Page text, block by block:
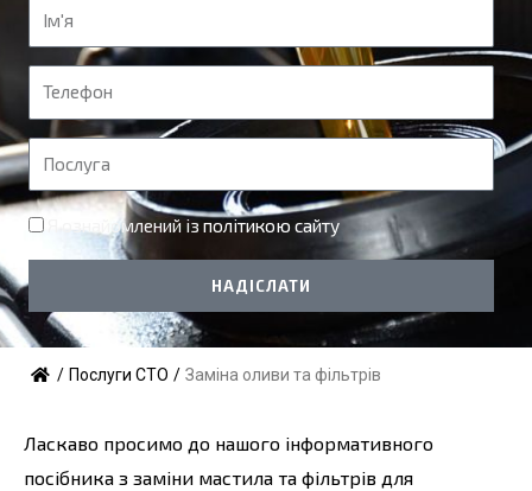
м
е
л
е
ф
н
П
о
с
у
г
а
Я ознайомлений ізполітикою сайту
НАДІСЛАТИ
/ Послуги СТО / Заміна оливи та фільтрів
Ласкаво просимо до нашого інформативного
посібника з заміни мастила та фільтрів для